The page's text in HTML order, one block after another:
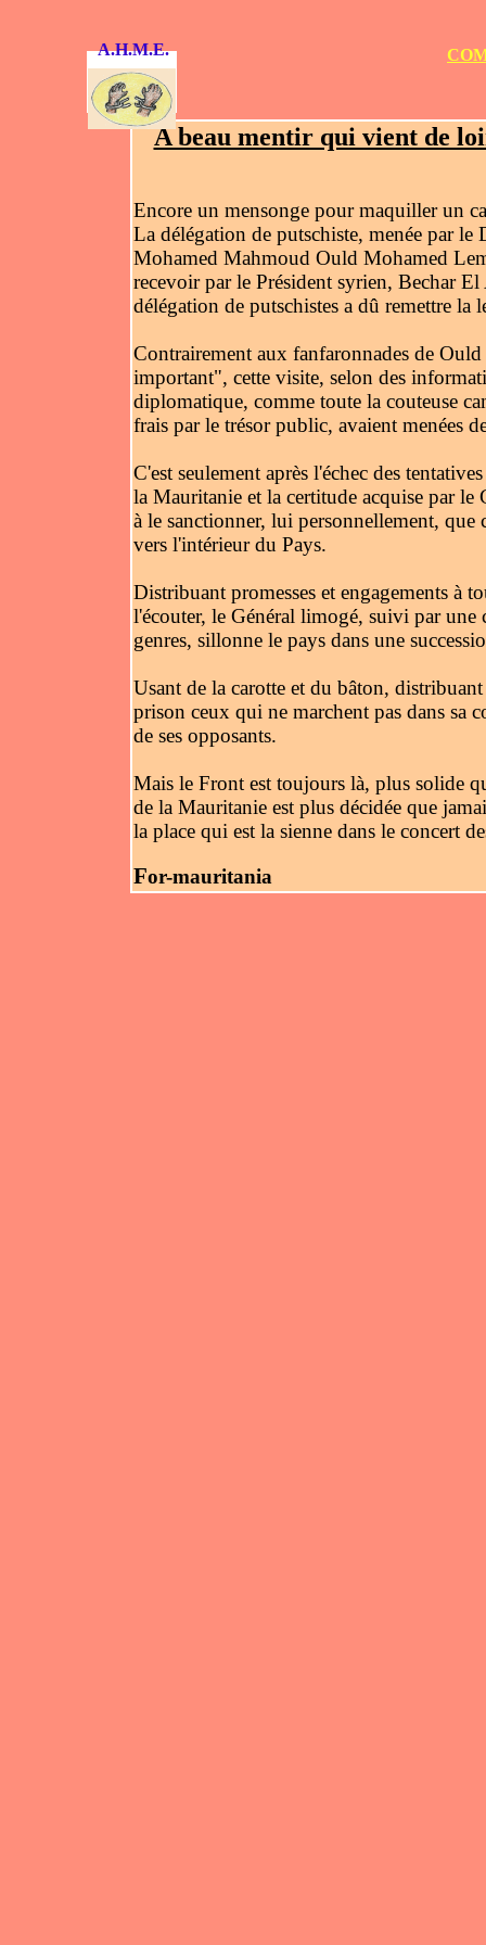
A.H.M.E.
A beau mentir qui vient de
Encore un mensonge pour maquiller un
La délégation de putschiste, menée par
Mohamed Mahmoud Ould Mohamed
recevoir par le Président syrien, Bechar
délégation de putschistes a dû remettre la
Contrairement aux fanfaronnades de
important", cette visite, selon des
diplomatique, comme toute la couteuse
frais par le trésor public, avaient menées
C'est seulement après l'échec des
la Mauritanie et la certitude acquise par le
à le sanctionner, lui personnellement, que
vers l'intérieur du Pays.
Distribuant promesses et engagements à
l'écouter, le Général limogé, suivi par une
genres, sillonne le pays dans une
Usant de la carotte et du bâton,
prison ceux qui ne marchent pas dans sa
de ses opposants.
Mais le Front est toujours là, plus solide
de la Mauritanie est plus décidée que
la place qui est la sienne dans le concert
For-mauritania